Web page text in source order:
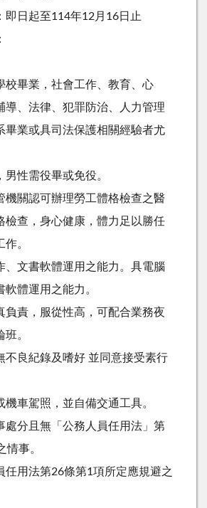
即日起至114年12 月 16日止
校畢業，社會工作、教育、心
導、法律、犯罪防治、人力管理
畢業或具司法保護相關經驗者尤
男性需役畢或免役。
機關認可辦理勞工體格檢查之醫
檢查，身心健康，體力足以勝任
。
、文書軟體運用之能力。具電腦
軟體運用之能力。
負責，服從性高，可配合業務夜
。
不良紀錄及嗜好 並同意接受素行
機車駕照，並自備交通工具。
處分且無「公務人員任用法」第
情事。
任用法第26條第1項所定應規避之